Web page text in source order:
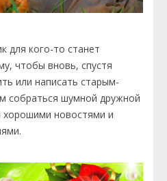
для кого-то станет
чтобы вновь, спустя
или написать старым-
собраться шумной дружной
хорошими новостями и